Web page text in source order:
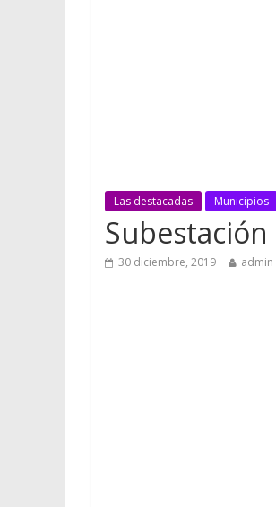
Las destacadas Municipios
30 diciembre, 2019 admin